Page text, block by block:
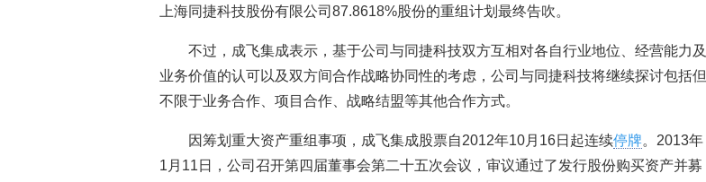
上海同捷科技股份有限公司87.8618%股份的重组计划最终告吹。
不过，成飞集成表示，基于公司与同捷科技双方互相对各自行业地位、经营能力及
业务价值的认可以及双方间合作战略协同性的考虑，公司与同捷科技将继续探讨包括但
不限于业务合作、项目合作、战略结盟等其他合作方式。
因筹划重大资产重组事项，成飞集成股票自2012年10月16日起连续停牌。2013年
1月11日，公司召开第四届董事会第二十五次会议，审议通过了发行股份购买资产并募